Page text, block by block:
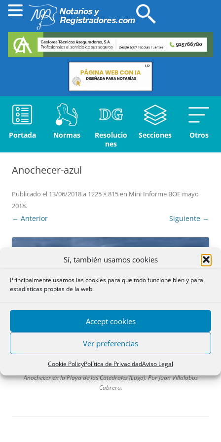
Sí, también usamos cookies
Principalmente usamos las cookies para que todo funcione bien y para
estadísticas propias de la web.
Accept cookies
Ver preferencias
Cookie PolicyPolítica de PrivacidadAviso Legal
Portada Normas
Resolucio
nes
Secciones Otros
Anochecer-azul
Publicado el 13/06/2018a 1225 × 815en Mini Informe BOE mayo
2018.
← Anterior Siguiente →
Anochecer en la Playa de las Catedrales (Lugo). Por Juan Villalobos
Cabrera.